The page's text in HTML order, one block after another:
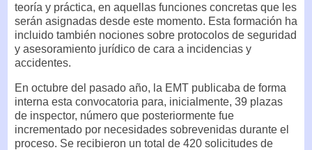
teoría y práctica, en aquellas funciones concretas que les
serán asignadas desde este momento. Esta formación ha
incluido también nociones sobre protocolos de seguridad
y asesoramiento jurídico de cara a incidencias y
accidentes.
En octubre del pasado año, la EMT publicaba de forma
interna esta convocatoria para, inicialmente, 39 plazas
de inspector, número que posteriormente fue
incrementado por necesidades sobrevenidas durante el
proceso. Se recibieron un total de 420 solicitudes de